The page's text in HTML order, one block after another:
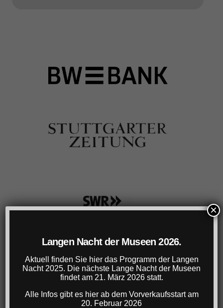
Langen Nacht der Museen 2026.
Aktuell finden Sie hier das Programm der Langen
Nacht 2025. Die nächste Lange Nacht der Museen
findet am 21. März 2026 statt.
Alle Infos gibt es hier ab dem Vorverkaufsstart am
20. Februar 2026
×